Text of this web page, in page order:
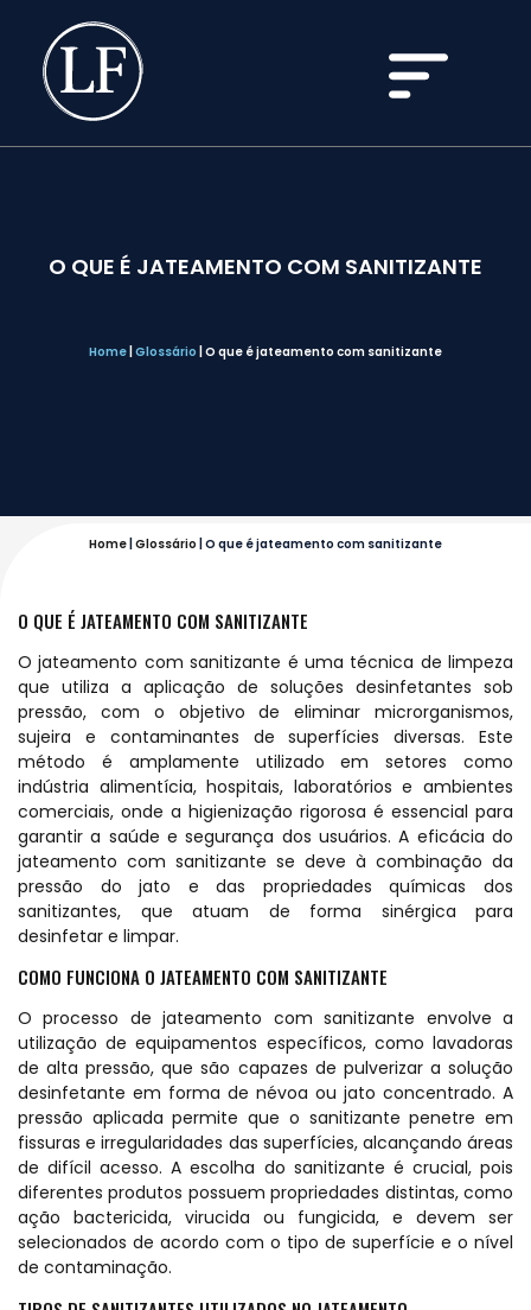
O QUE É JATEAMENTO COM SANITIZANTE
Home Glossário O que é jateamento com sanitizante
Home Glossário O que é jateamento com sanitizante
O QUE É JATEAMENTO COM SANITIZANTE
O jateamento com sanitizante é uma técnica de limpeza
que utiliza a aplicação de soluções desinfetantes sob
pressão, com o objetivo de eliminar microrganismos,
sujeira e contaminantes de superfícies diversas. Este
método é amplamente utilizado em setores como
indústria alimentícia, hospitais, laboratórios e ambientes
comerciais, onde a higienização rigorosa é essencial para
garantir a saúde e segurança dos usuários. A eficácia do
jateamento com sanitizante se deve à combinação da
pressão do jato e das propriedades químicas dos
sanitizantes, que atuam de forma sinérgica para
desinfetar e limpar.
COMO FUNCIONA O JATEAMENTO COM SANITIZANTE
O processo de jateamento com sanitizante envolve a
utilização de equipamentos específicos, como lavadoras
de alta pressão, que são capazes de pulverizar a solução
desinfetante em forma de névoa ou jato concentrado. A
pressão aplicada permite que o sanitizante penetre em
fissuras e irregularidades das superfícies, alcançando áreas
de difícil acesso. A escolha do sanitizante é crucial, pois
diferentes produtos possuem propriedades distintas, como
ação bactericida, virucida ou fungicida, e devem ser
selecionados de acordo com o tipo de superfície e o nível
de contaminação.